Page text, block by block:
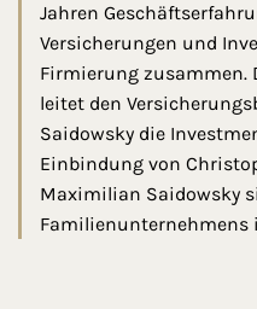
Jahren
Versicherungen und
Firmierung zusammen.
leitet den
Saidowsky die
Einbindung von
Maximilian Saidowsky
Familienunternehmens